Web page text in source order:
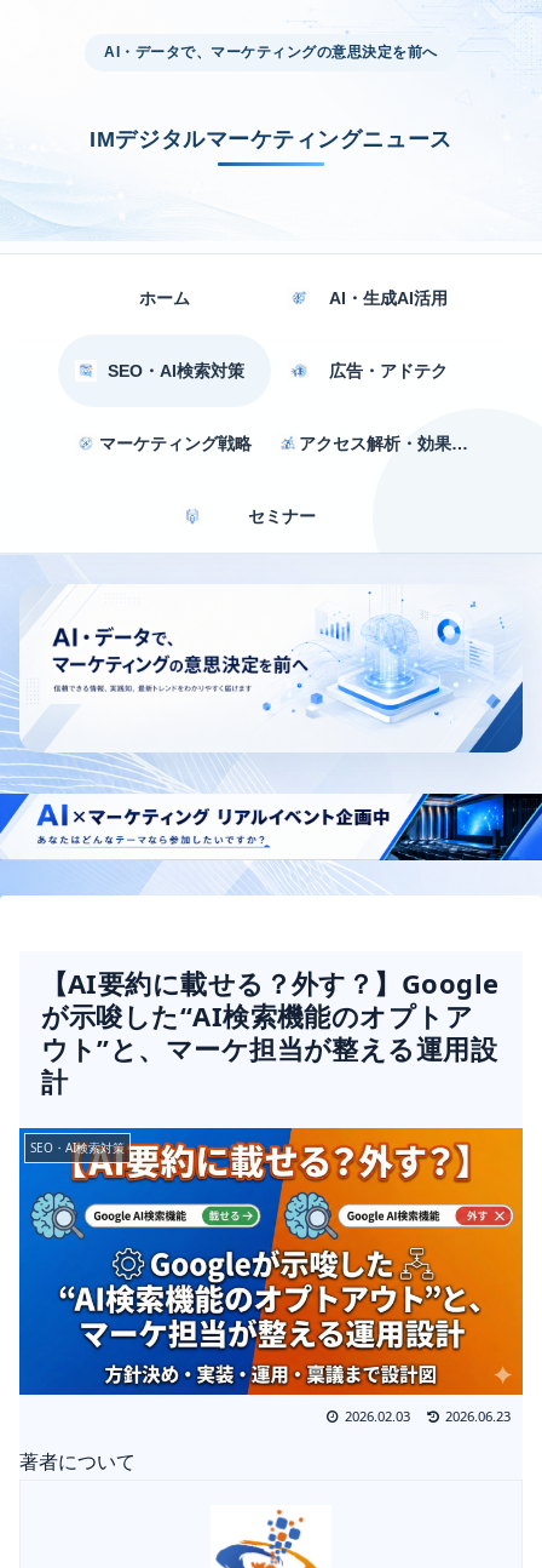
AI・データで、マーケティングの意思決定を前へ
IMデジタルマーケティングニュース
ホーム AI・生成AI活用
SEO・AI検索対策 広告・アドテク
マーケティング戦略 アクセス解析・効果測定
セミナー
【AI要約に載せる？外す？】Google
が示唆した“AI検索機能のオプトア
ウト”と、マーケ担当が整える運用設
計
SEO・AI検索対策
2026.02.03 2026.06.23
著者について